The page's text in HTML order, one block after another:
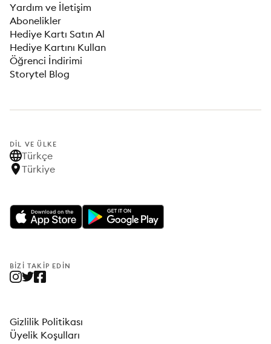
Yardım ve İletişim
Abonelikler
Hediye Kartı Satın Al
Hediye Kartını Kullan
Öğrenci İndirimi
Storytel Blog
DIL VE ÜLKE
Türkçe
Türkiye
BIZI TAKIP EDIN
Gizlilik Politikası
Üyelik Koşulları